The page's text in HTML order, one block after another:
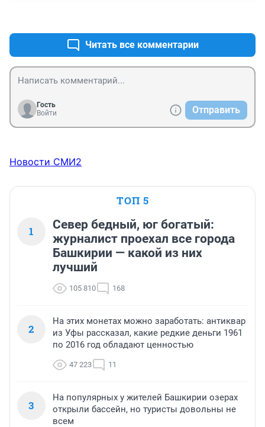
Читать все комментарии
Гость
Войти
Отправить
Новости СМИ2
ТОП 5
1
Север бедный, юг богатый:
журналист проехал все города
Башкирии — какой из них
лучший
105 810 168
2
На этих монетах можно заработать: антиквар
из Уфы рассказал, какие редкие деньги 1961
по 2016 год обладают ценностью
47 223 11
3
На популярных у жителей Башкирии озерах
открыли бассейн, но туристы довольны не
всем